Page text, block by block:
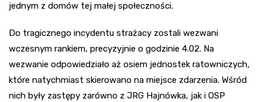
jednym z domów tej małej społeczności.
Do tragicznego incydentu strażacy zostali wezwani
wczesnym rankiem, precyzyjnie o godzinie 4.02. Na
wezwanie odpowiedziało aż osiem jednostek ratowniczych,
które natychmiast skierowano na miejsce zdarzenia. Wśród
nich były zastępy zarówno z JRG Hajnówka, jak i OSP